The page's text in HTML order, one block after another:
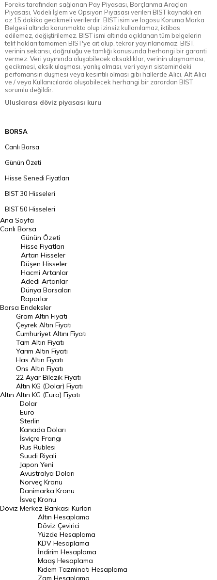
Foreks tarafından sağlanan Pay Piyasası, Borçlanma Araçları
Piyasası, Vadeli İşlem ve Opsiyon Piyasası verileri BIST kaynaklı en
az 15 dakika gecikmeli verilerdir. BIST isim ve logosu Koruma Marka
Belgesi altında korunmakta olup izinsiz kullanılamaz, iktibas
edilemez, değiştirilemez. BIST ismi altında açıklanan tüm belgelerin
telif hakları tamamen BIST'ye ait olup, tekrar yayınlanamaz. BIST,
verinin sekansı, doğruluğu ve tamlığı konusunda herhangi bir garanti
vermez. Veri yayınında oluşabilecek aksaklıklar, verinin ulaşmaması,
gecikmesi, eksik ulaşması, yanlış olması, veri yayın sistemindeki
perfomansın düşmesi veya kesintili olması gibi hallerde Alıcı, Alt Alıcı
ve / veya Kullanıcılarda oluşabilecek herhangi bir zarardan BIST
sorumlu değildir.
Uluslarası döviz piyasası kuru
BORSA
Canlı Borsa
Günün Özeti
Hisse Senedi Fiyatları
BIST 30 Hisseleri
BIST 50 Hisseleri
BIST 100 Hisseleri
En Çok Artan Hisseler
En Çok Düşen Hisseler
Hacmi Artanlar
Geçmiş Kapanışlar
Dünya Borsaları
Raporlar
Endeksler
DÖVİZ
Döviz Kuru
Dolar Kuru
Euro Kuru
Pound Kuru
Frank Kuru
Riyal Kuru
Avustralya Doları
Danimarka Kronu Kuru
Kanada Doları Kuru
Norveç Kronu Kuru
İsveç Kronu Kuru
Japon Yeni Kuru
Serbest Piyasa Döviz Kurları
Merkez Bankası Döviz Kurları
Ana Sayfa
Canlı Borsa
Borsa
Günün Özeti
Hisse Fiyatları
Artan Hisseler
Düşen Hisseler
Hacmi Artanlar
Adedi Artanlar
Dünya Borsaları
Raporlar
Endeksler
Altın
Gram Altın Fiyatı
Çeyrek Altın Fiyatı
Cumhuriyet Altını Fiyatı
Tam Altın Fiyatı
Yarım Altın Fiyatı
Has Altın Fiyatı
Ons Altın Fiyatı
22 Ayar Bilezik Fiyatı
Altın KG (Dolar) Fiyatı
Altın KG (Euro) Fiyatı
Döviz
Dolar
Euro
Sterlin
Kanada Doları
İsviçre Frangı
Rus Rublesi
Suudi Riyali
Japon Yeni
Avustralya Doları
Norveç Kronu
Danimarka Kronu
İsveç Kronu
Merkez Bankası Kurlari
Altın Hesaplama
Döviz Çevirici
Yüzde Hesaplama
KDV Hesaplama
İndirim Hesaplama
Maaş Hesaplama
Kıdem Tazminatı Hesaplama
Zam Hesaplama